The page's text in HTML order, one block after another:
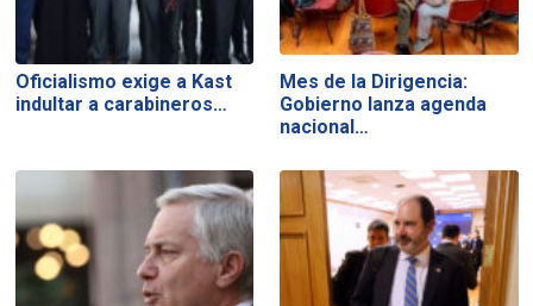
Oficialismo exige a Kast
indultar a carabineros…
Mes de la Dirigencia:
Gobierno lanza agenda
nacional…